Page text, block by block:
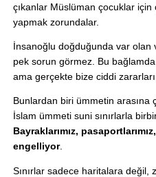
çıkanlar Müslüman çocuklar
yapmak zorundalar.
İnsanoğlu doğduğunda var olan
pek sorun görmez. Bu
ama gerçekte bize ciddi zararları
Bunlardan biri ümmetin arasına
Bayraklarımız,
engelliyor.
Sınırlar sadece haritalara değil,